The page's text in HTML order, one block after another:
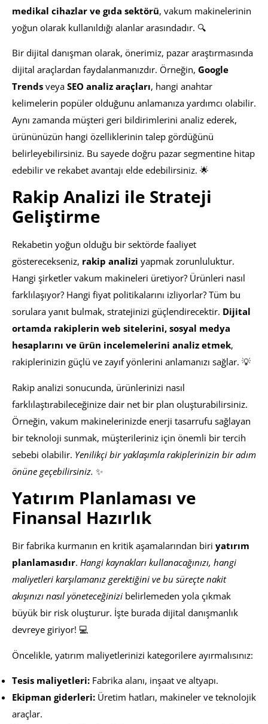
medikal cihazlar ve gıda sektörü, vakum makinelerinin
yoğun olarak kullanıldığı alanlar arasındadır. 🔍
Bir dijital danışman olarak, önerimiz, pazar araştırmasında
dijital araçlardan faydalanmanızdır. Örneğin, Google
Trends veya SEO analiz araçları, hangi anahtar
kelimelerin popüler olduğunu anlamanıza yardımcı olabilir.
Aynı zamanda müşteri geri bildirimlerini analiz ederek,
ürününüzün hangi özelliklerinin talep gördüğünü
belirleyebilirsiniz. Bu sayede doğru pazar segmentine hitap
edebilir ve rekabet avantajı elde edebilirsiniz. 🌟
Rakip Analizi ile Strateji
Geliştirme
Rekabetin yoğun olduğu bir sektörde faaliyet
gösterecekseniz, rakip analizi yapmak zorunluluktur.
Hangi şirketler vakum makineleri üretiyor? Ürünleri nasıl
farklılaşıyor? Hangi fiyat politikalarını izliyorlar? Tüm bu
sorulara yanıt bulmak, stratejinizi güçlendirecektir. Dijital
ortamda rakiplerin web sitelerini, sosyal medya
hesaplarını ve ürün incelemelerini analiz etmek,
rakiplerinizin güçlü ve zayıf yönlerini anlamanızı sağlar. 💡
Rakip analizi sonucunda, ürünlerinizi nasıl
farklılaştırabileceğinize dair net bir plan oluşturabilirsiniz.
Örneğin, vakum makinelerinizde enerji tasarrufu sağlayan
bir teknoloji sunmak, müşterileriniz için önemli bir tercih
sebebi olabilir. Yenilikçi bir yaklaşımla rakiplerinizin bir adım
önüne geçebilirsiniz. ✨
Yatırım Planlaması ve
Finansal Hazırlık
Bir fabrika kurmanın en kritik aşamalarından biri yatırım
planlamasıdır. Hangi kaynakları kullanacağınızı, hangi
maliyetleri karşılamanız gerektiğini ve bu süreçte nakit
akışınızı nasıl yöneteceğinizi belirlemeden yola çıkmak
büyük bir risk oluşturur. İşte burada dijital danışmanlık
devreye giriyor! 💻
Öncelikle, yatırım maliyetlerinizi kategorilere ayırmalısınız:
Tesis maliyetleri: Fabrika alanı, inşaat ve altyapı.
Ekipman giderleri: Üretim hatları, makineler ve teknolojik
araçlar.